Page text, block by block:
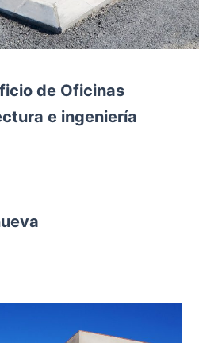
de Oficinas
e ingeniería